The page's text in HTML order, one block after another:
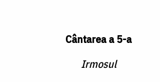
Cântarea a 5-a
Irmosul